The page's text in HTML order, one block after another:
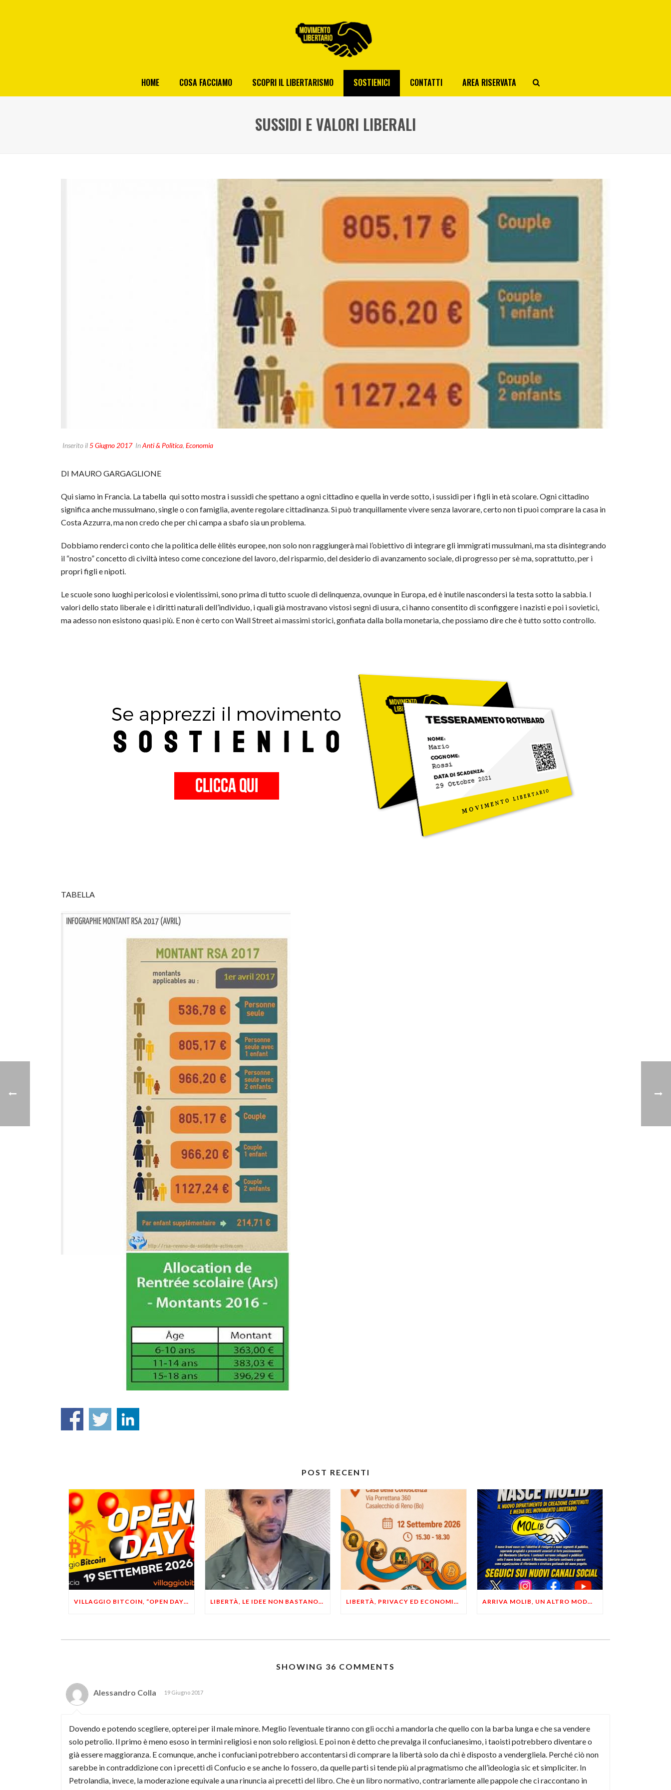
HOME COSA FACCIAMO SCOPRI IL LIBERTARISMO SOSTIENICI CONTATTI AREA RISERVATA
SUSSIDI E VALORI LIBERALI
Inserito il5 Giugno 2017 InAnti & Politica, Economia
DI MAURO GARGAGLIONE
Qui siamo in Francia. La tabella qui sotto mostra i sussidi che spettano a ogni cittadino e quella in verde sotto, i sussidi per i figli in età scolare. Ogni cittadino
significa anche mussulmano, single o con famiglia, avente regolare cittadinanza. Si può tranquillamente vivere senza lavorare, certo non ti puoi comprare la casa in
Costa Azzurra, ma non credo che per chi campa a sbafo sia un problema.
Dobbiamo renderci conto che la politica delle èlitès europee, non solo non raggiungerà mai l’obiettivo di integrare gli immigrati mussulmani, ma sta disintegrando
il “nostro” concetto di civiltà inteso come concezione del lavoro, del risparmio, del desiderio di avanzamento sociale, di progresso per sè ma, soprattutto, per i
propri figli e nipoti.
Le scuole sono luoghi pericolosi e violentissimi, sono prima di tutto scuole di delinquenza, ovunque in Europa, ed è inutile nascondersi la testa sotto la sabbia. I
valori dello stato liberale e i diritti naturali dell’individuo, i quali già mostravano vistosi segni di usura, ci hanno consentito di sconfiggere i nazisti e poi i sovietici,
ma adesso non esistono quasi più. E non è certo con Wall Street ai massimi storici, gonfiata dalla bolla monetaria, che possiamo dire che è tutto sotto controllo.
TABELLA
POST RECENTI
VILLAGGIO BITCOIN, “OPEN DAY 5”: LEONARDO FACCO OSPITE A BRESCIA LIBERTÀ, LE IDEE NON BASTANO! SERVONO ESEMPI E UN PO’ DI COERENZA LIBERTÀ, PRIVACY ED ECONOMIA DEL BUON SENSO: FACCO E MUSUMECI A CASALECCHIO DI RENO (BO) ARRIVA MOLIB, UN ALTRO MODO DI COMUNICARE LIBERTARIO
SHOWING 36 COMMENTS
Alessandro Colla 19 Giugno 2017
Dovendo e potendo scegliere, opterei per il male minore. Meglio l’eventuale tiranno con gli occhi a mandorla che quello con la barba lunga e che sa vendere
solo petrolio. Il primo è meno esoso in termini religiosi e non solo religiosi. E poi non è detto che prevalga il confucianesimo, i taoisti potrebbero diventare o
già essere maggioranza. E comunque, anche i confuciani potrebbero accontentarsi di comprare la libertà solo da chi è disposto a vendergliela. Perché ciò non
sarebbe in contraddizione con i precetti di Confucio e se anche lo fossero, da quelle parti si tende più al pragmatismo che all’ideologia sic et simpliciter. In
Petrolandia, invece, la moderazione equivale a una rinuncia ai precetti del libro. Che è un libro normativo, contrariamente alle pappole che ci raccontano in